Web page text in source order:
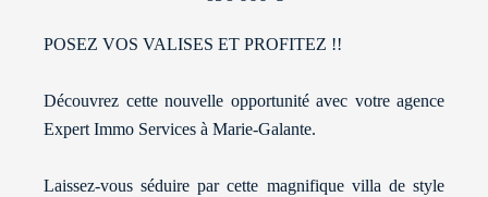
POSEZ VOS VALISES ET PROFITEZ !!
Découvrez cette nouvelle opportunité avec votre agence
Expert Immo Services à Marie-Galante.
Laissez-vous séduire par cette magnifique villa de style